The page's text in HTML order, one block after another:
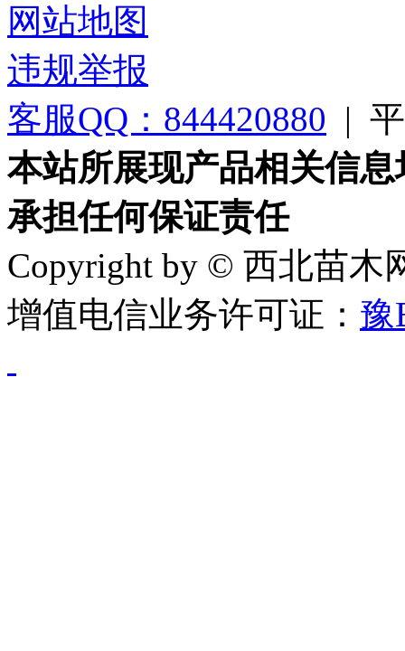
网站地图
违规举报
客服QQ：844420880 |
本站所展现产品相关信
承担任何保证责任
Copyright by © 西北苗木
增值电信业务许可证： 豫